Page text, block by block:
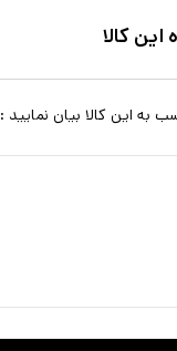
کالا
به این کالا بیان نمایید :